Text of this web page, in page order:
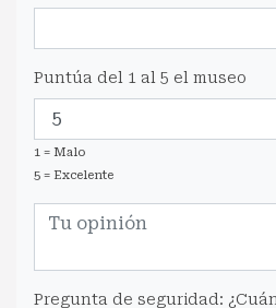
Puntúa del 1 al 5 el museo
1 = Malo
5 = Excelente
Pregunta de seguridad: